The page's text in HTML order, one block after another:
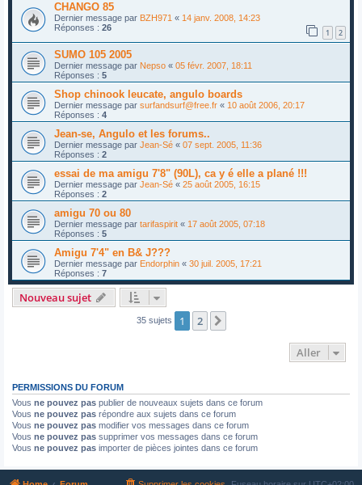
CHANGO 85
Dernier message par BZH971 « 14 janv. 2008, 14:23
Réponses : 26 1 2
SUMO 105 2005
Dernier message par Nepso « 05 févr. 2007, 18:11
Réponses : 5
Shop chinook leucate, angulo boards
Dernier message par surfandsurf@free.fr « 10 août 2006, 20:17
Réponses : 4
Jean-se, Angulo et les forums..
Dernier message par Jean-Sé « 07 sept. 2005, 11:36
Réponses : 2
essai de ma amigu 7'8" (90L), ca y é elle a plané !!!
Dernier message par Jean-Sé « 25 août 2005, 16:15
Réponses : 2
amigu 70 ou 80
Dernier message par tarifaspirit « 17 août 2005, 07:18
Réponses : 5
Amigu 7'4" en B& J???
Dernier message par Endorphin « 30 juil. 2005, 17:21
Réponses : 7
Nouveau sujet
35 sujets 1 2
Aller
PERMISSIONS DU FORUM
Vous ne pouvez pas publier de nouveaux sujets dans ce forum
Vous ne pouvez pas répondre aux sujets dans ce forum
Vous ne pouvez pas modifier vos messages dans ce forum
Vous ne pouvez pas supprimer vos messages dans ce forum
Vous ne pouvez pas importer de pièces jointes dans ce forum